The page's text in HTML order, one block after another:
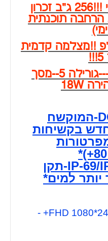
12 ג"ב זכרון פנימי !!!256 ג"ב זכרון
הרחבה תוכנתית
סוני 48 מ"פ !!מצלמה קדמית
סוללה 5500 מ"א---גורילה 5--מסך
DOOGEE Blade GT-המוקשח
בקשיחות
תקן IP-69/IP 68/ MIL-STD-תקן
למים*
-גודל מסך:6.72" FHD 1080*2400 IPS+ -